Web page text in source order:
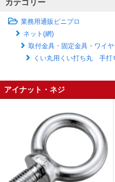
カテゴリー
業務用通販ビニプロ
ネット(網)
取付金具・固定金具・ワイヤ
くい丸用くい打ち丸 手打
アイナット・ネジ